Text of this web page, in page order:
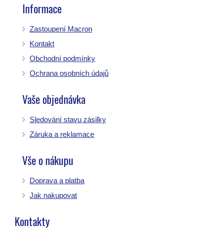
Informace
Zastoupení Macron
Kontakt
Obchodní podmínky
Ochrana osobních údajů
Vaše objednávka
Sledování stavu zásilky
Záruka a reklamace
Vše o nákupu
Doprava a platba
Jak nakupovat
Kontakty